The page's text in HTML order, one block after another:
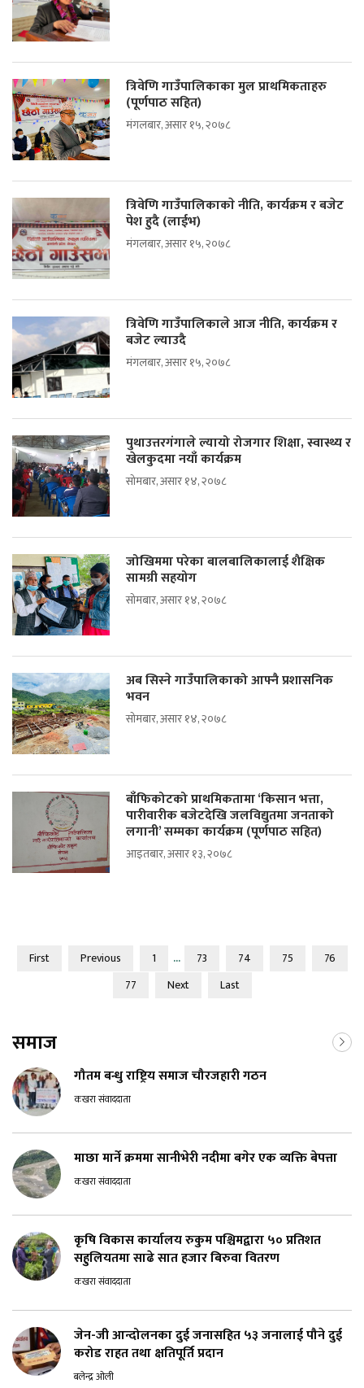
त्रिवेणि गाउँपालिकाका मुल प्राथमिकताहरु
(पूर्णपाठ सहित)
मंगलबार, असार १५, २०७८
त्रिवेणि गाउँपालिकाकाे नीति, कार्यक्रम र बजेट
पेश हुदै (लाईभ)
मंगलबार, असार १५, २०७८
त्रिवेणि गाउँपालिकाले आज नीति, कार्यक्रम र
बजेट ल्याउदै
मंगलबार, असार १५, २०७८
पुथाउत्तरगंगाले ल्यायो रोजगार शिक्षा, स्वास्थ्य र
खेलकुदमा नयाँ कार्यक्रम
सोमबार, असार १४, २०७८
जोखिममा परेका बालबालिकालाई शैक्षिक
सामग्री सहयोग
सोमबार, असार १४, २०७८
अब सिस्ने गाउँपालिकाको आफ्नै प्रशासनिक
भवन
सोमबार, असार १४, २०७८
बाँफिकोटको प्राथमिकतामा ‘किसान भत्ता,
पारीवारीक बजेटदेखि जलविद्युतमा जनताको
लगानी’ सम्मका कार्यक्रम (पूर्णपाठ सहित)
आइतबार, असार १३, २०७८
First Previous 1 ... 73 74 75
76
77
Next Last
समाज
गौतम बन्धु राष्ट्रिय समाज चौरजहारी गठन
कखरा संवाददाता
माछा मार्ने क्रममा सानीभेरी नदीमा बगेर एक व्यक्ति बेपत्ता
कखरा संवाददाता
कृषि विकास कार्यालय रुकुम पश्चिमद्वारा ५० प्रतिशत
सहुलियतमा साढे सात हजार बिरुवा वितरण
कखरा संवाददाता
जेन-जी आन्दोलनका दुई जनासहित ५३ जनालाई पौने दुई
करोड राहत तथा क्षतिपूर्ति प्रदान
बलेन्द्र ओली